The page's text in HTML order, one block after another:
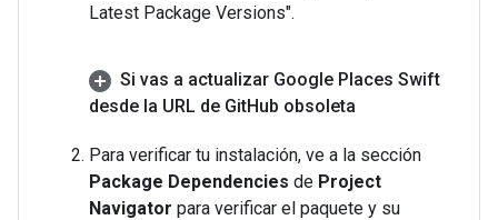
Latest Package Versions".
Si vas a actualizar Google Places Swift
desde la URL de GitHub obsoleta
Para verificar tu instalación, ve a la sección
Package Dependencies de Project
Navigator para verificar el paquete y su